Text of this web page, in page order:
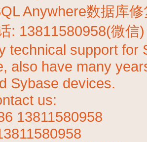
Anywhere数据库
: 13811580958(微信
technical support for
also have many
Sybase devices.
us:
13811580958